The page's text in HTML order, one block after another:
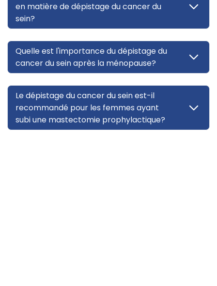
en matière de dépistage du cancer du
sein?
Quelle est l'importance du dépistage du
cancer du sein après la ménopause?
Le dépistage du cancer du sein est-il
recommandé pour les femmes ayant
subi une mastectomie prophylactique?